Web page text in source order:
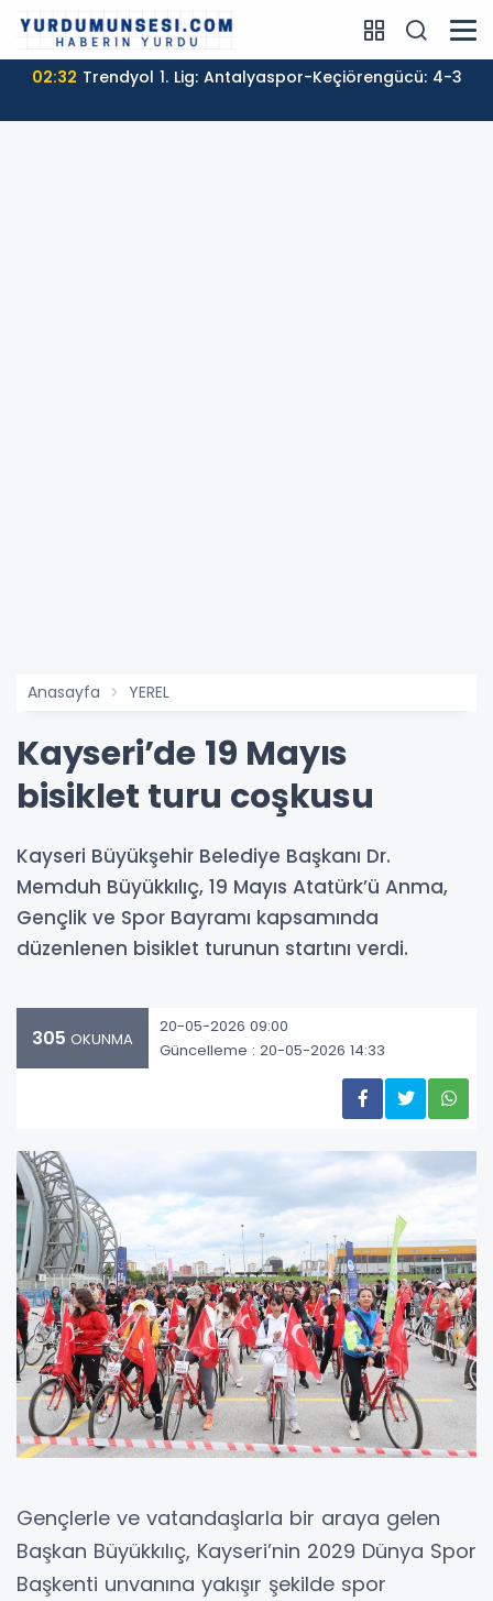
02:32 Trendyol 1. Lig: Antalyaspor-Keçiörengücü: 4-3
Anasayfa YEREL
Kayseri’de 19 Mayıs
bisiklet turu coşkusu
Kayseri Büyükşehir Belediye Başkanı Dr.
Memduh Büyükkılıç, 19 Mayıs Atatürk’ü Anma,
Gençlik ve Spor Bayramı kapsamında
düzenlenen bisiklet turunun startını verdi.
305 OKUNMA
20-05-2026 09:00
Güncelleme : 20-05-2026 14:33
Gençlerle ve vatandaşlarla bir araya gelen
Başkan Büyükkılıç, Kayseri’nin 2029 Dünya Spor
Başkenti unvanına yakışır şekilde spor